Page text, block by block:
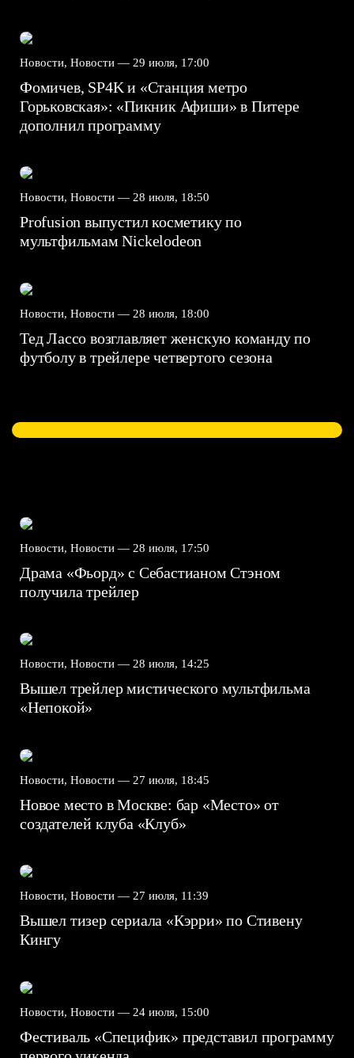
Новости, Новости — 29 июля, 17:00
Фомичев, SP4K и «Станция метро
Горьковская»: «Пикник Афиши» в Питере
дополнил программу
Новости, Новости — 28 июля, 18:50
Profusion выпустил косметику по
мультфильмам Nickelodeon
Новости, Новости — 28 июля, 18:00
Тед Лассо возглавляет женскую команду по
футболу в трейлере четвертого сезона
Новости, Новости — 28 июля, 17:50
Драма «Фьорд» с Себастианом Стэном
получила трейлер
Новости, Новости — 28 июля, 14:25
Вышел трейлер мистического мультфильма
«Непокой»
Новости, Новости — 27 июля, 18:45
Новое место в Москве: бар «Место» от
создателей клуба «Клуб»
Новости, Новости — 27 июля, 11:39
Вышел тизер сериала «Кэрри» по Стивену
Кингу
Новости, Новости — 24 июля, 15:00
Фестиваль «Специфик» представил программу